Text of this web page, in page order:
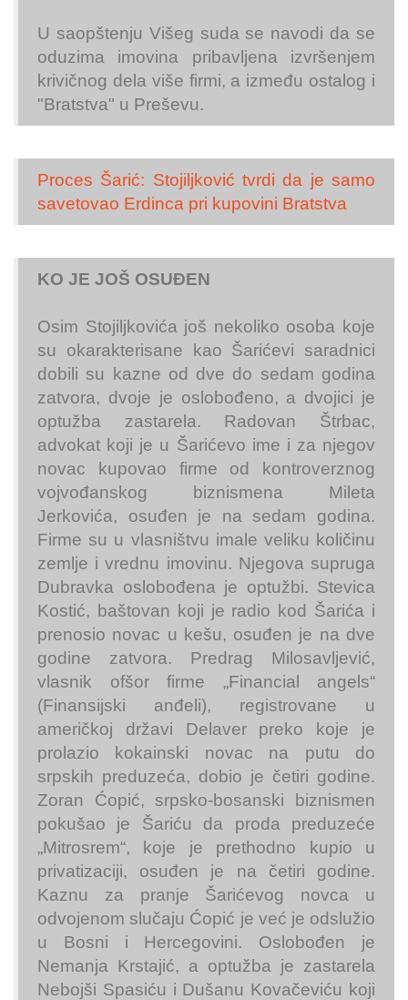
U saopštenju Višeg suda se navodi da se
oduzima imovina pribavljena izvršenjem
krivičnog dela više firmi, a između ostalog i
"Bratstva" u Preševu.
Proces Šarić: Stojiljković tvrdi da je samo
savetovao Erdinca pri kupovini Bratstva
KO JE JOŠ OSUĐEN
Osim Stojiljkovića još nekoliko osoba koje
su okarakterisane kao Šarićevi saradnici
dobili su kazne od dve do sedam godina
zatvora, dvoje je oslobođeno, a dvojici je
optužba zastarela. Radovan Štrbac,
advokat koji je u Šarićevo ime i za njegov
novac kupovao firme od kontroverznog
vojvođanskog biznismena Mileta
Jerkovića, osuđen je na sedam godina.
Firme su u vlasništvu imale veliku količinu
zemlje i vrednu imovinu. Njegova supruga
Dubravka oslobođena je optužbi. Stevica
Kostić, baštovan koji je radio kod Šarića i
prenosio novac u kešu, osuđen je na dve
godine zatvora. Predrag Milosavljević,
vlasnik ofšor firme „Financial angels“
(Finansijski anđeli), registrovane u
američkoj državi Delaver preko koje je
prolazio kokainski novac na putu do
srpskih preduzeća, dobio je četiri godine.
Zoran Ćopić, srpsko-bosanski biznismen
pokušao je Šariću da proda preduzeće
„Mitrosrem“, koje je prethodno kupio u
privatizaciji, osuđen je na četiri godine.
Kaznu za pranje Šarićevog novca u
odvojenom slučaju Ćopić je već je odslužio
u Bosni i Hercegovini. Oslobođen je
Nemanja Krstajić, a optužba je zastarela
Nebojši Spasiću i Dušanu Kovačeviću koji